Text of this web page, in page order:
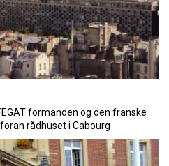
formanden og den franske
rådhuset i Cabourg